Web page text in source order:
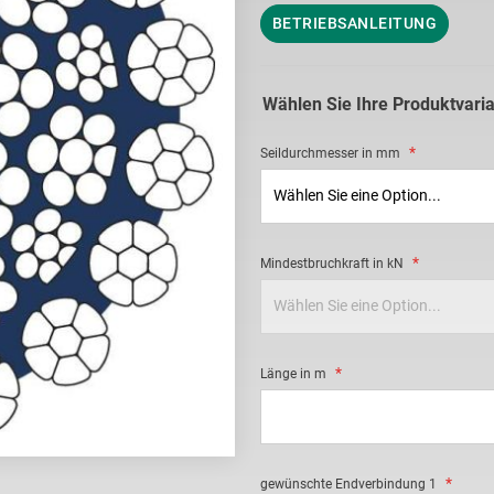
BETRIEBSANLEITUNG
Wählen Sie Ihre
Seildurchmesser in mm
Mindestbruchkraft in kN
Länge in m
gewünschte Endverbindung 1